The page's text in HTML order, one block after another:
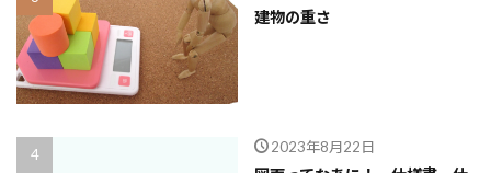
建物の重さ
2023年8月22日